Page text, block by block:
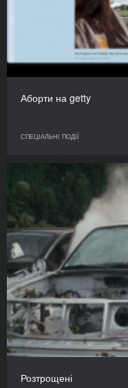
Аборти на getty
СПЕЦІАЛЬНІ ПОДІЇ
Розтрощені